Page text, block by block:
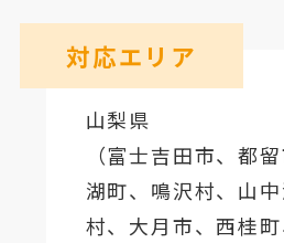
対応エリア
山梨県
（富士吉田市、都
湖町、鳴沢村、山
村、 大月市、西桂町